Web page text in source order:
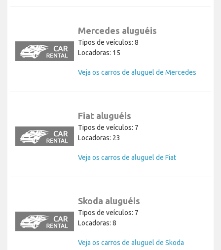
Mercedes aluguéis
Tipos de veículos: 8
Locadoras: 15
Veja os carros de aluguel de Mercedes
Fiat aluguéis
Tipos de veículos: 7
Locadoras: 23
Veja os carros de aluguel de Fiat
Skoda aluguéis
Tipos de veículos: 7
Locadoras: 8
Veja os carros de aluguel de Skoda